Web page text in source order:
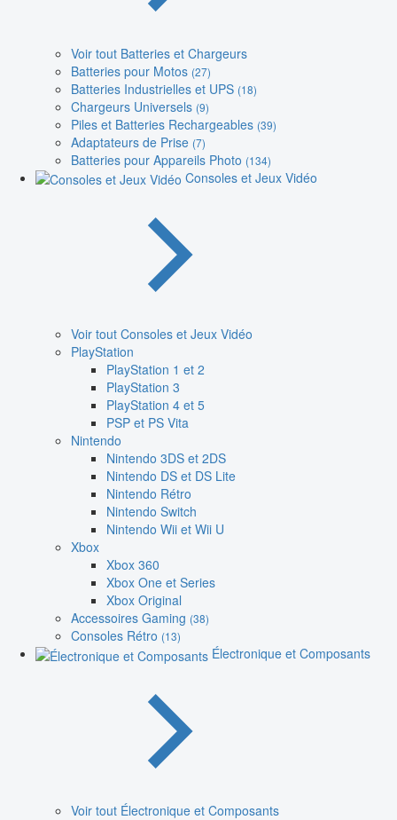
Voir tout Batteries et Chargeurs
Batteries pour Motos (27)
Batteries Industrielles et UPS (18)
Chargeurs Universels (9)
Piles et Batteries Rechargeables (39)
Adaptateurs de Prise (7)
Batteries pour Appareils Photo (134)
Consoles et Jeux Vidéo
Voir tout Consoles et Jeux Vidéo
PlayStation
PlayStation 1 et 2
PlayStation 3
PlayStation 4 et 5
PSP et PS Vita
Nintendo
Nintendo 3DS et 2DS
Nintendo DS et DS Lite
Nintendo Rétro
Nintendo Switch
Nintendo Wii et Wii U
Xbox
Xbox 360
Xbox One et Series
Xbox Original
Accessoires Gaming (38)
Consoles Rétro (13)
Électronique et Composants
Voir tout Électronique et Composants